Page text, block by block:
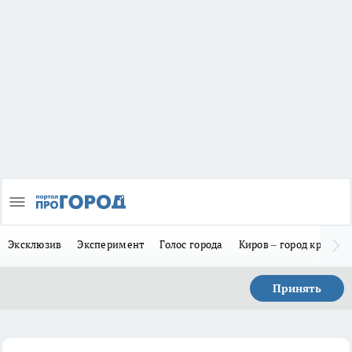
Эксклюзив Эксперимент Голос города Киров – город
Принять